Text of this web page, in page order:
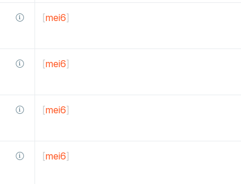
[mei6]
[mei6]
[mei6]
[mei6]